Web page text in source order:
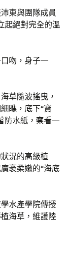
東與團隊成員
起絕對完全的溫
吻，身子一
草隨波搖曳，
瞧，底下“寶
水紙，察看一
況的高級植
袤柔嫩的“海底
水產學院傳授
海草，維護陸